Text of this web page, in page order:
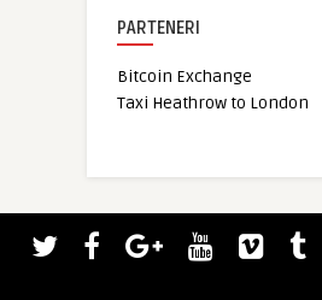
PARTENERI
Bitcoin Exchange
Taxi Heathrow to London